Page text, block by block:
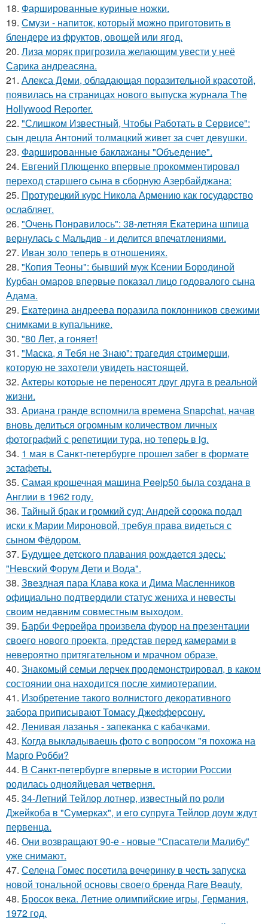
18. Фаршированные куриные ножки.
19. Смузи - напиток, который можно приготовить в
блендере из фруктов, овощей или ягод.
20. Лиза моряк пригрозила желающим увести у неё
Сарика андреасяна.
21. Алекса Деми, обладающая поразительной красотой,
появилась на страницах нового выпуска журнала The
Hollywood Reporter.
22. "Слишком Известный, Чтобы Работать в Сервисе":
сын децла Антоний толмацкий живет за счет девушки.
23. Фаршированные баклажаны "Объедение".
24. Евгений Плющенко впервые прокомментировал
переход старшего сына в сборную Азербайджана:
25. Протурецкий курс Никола Армению как государство
ослабляет.
26. "Очень Понравилось": 38-летняя Екатерина шпица
вернулась с Мальдив - и делится впечатлениями.
27. Иван золо теперь в отношениях.
28. "Копия Теоны": бывший муж Ксении Бородиной
Курбан омаров впервые показал лицо годовалого сына
Адама.
29. Екатерина андреева поразила поклонников свежими
снимками в купальнике.
30. "80 Лет, а гоняет!
31. "Маска, я Тебя не Знаю": трагедия стримерши,
которую не захотели увидеть настоящей.
32. Актеры которые не переносят друг друга в реальной
жизни.
33. Ариана гранде вспомнила времена Snapchat, начав
вновь делиться огромным количеством личных
фотографий с репетиции тура, но теперь в ig.
34. 1 мая в Санкт-петербурге прошел забег в формате
эстафеты.
35. Самая крошечная машинa Peelp50 была созданa в
Англии в 1962 году.
36. Тайный брак и громкий суд: Андрей сорока подал
иски к Марии Мироновой, требуя права видеться с
сыном Фёдором.
37. Будущее детского плавания рождается здесь:
"Невский Форум Дети и Вода".
38. Звездная пара Клава кока и Дима Масленников
официально подтвердили статус жениха и невесты
своим недавним совместным выходом.
39. Барби Феррейра произвела фурор на презентации
своего нового проекта, представ перед камерами в
невероятно притягательном и мрачном образе.
40. Знакомый семьи лерчек продемонстрировал, в каком
состоянии она находится после химиотерапии.
41. Изобретение такого волнистого декоративного
забора приписывают Томасу Джефферсону.
42. Ленивая лазанья - запеканка с кабачками.
43. Когда выкладываешь фото с вопросом "я похожа на
Марго Робби?
44. В Санкт-петербурге впервые в истории России
родилась однояйцевая четверня.
45. 34-Летний Тейлор лотнер, известный по роли
Джейкоба в "Сумерках", и его супруга Тейлор доум ждут
первенца.
46. Они возвращают 90-е - новые "Спасатели Малибу"
уже снимают.
47. Селена Гомес посетила вечеринку в честь запуска
новой тональной основы своего бренда Rare Beauty.
48. Бросок века. Летние олимпийские игры, Германия,
1972 год.